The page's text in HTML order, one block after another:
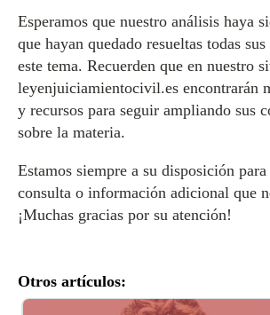
Esperamos que nuestro análisis haya
que hayan quedado resueltas todas
este tema. Recuerden que en nuestro
leyenjuiciamientocivil.es encontrarán
y recursos para seguir ampliando sus
sobre la materia.
Estamos siempre a su disposición
consulta o información adicional que
¡Muchas gracias por su atención!
Otros artículos: